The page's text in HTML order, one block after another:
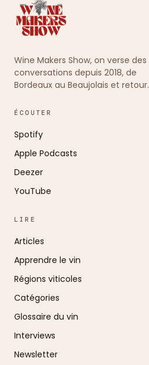
Wine Makers Show, on verse des
conversations depuis 2018, de
Bordeaux au Beaujolais et retour.
ÉCOUTER
Spotify
Apple Podcasts
Deezer
YouTube
LIRE
Articles
Apprendre le vin
Régions viticoles
Catégories
Glossaire du vin
Interviews
Newsletter